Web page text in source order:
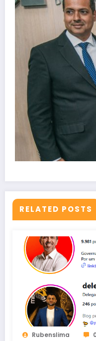
RELATED POSTS
Rubenslima